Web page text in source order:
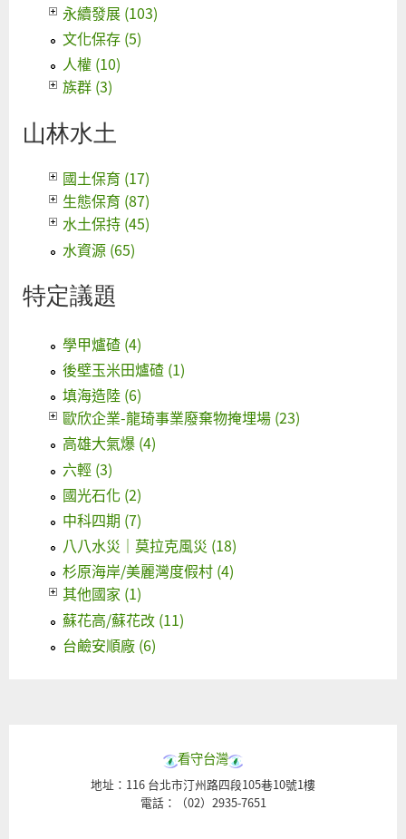
永續發展 (103)
文化保存 (5)
人權 (10)
族群 (3)
山林水土
國土保育 (17)
生態保育 (87)
水土保持 (45)
水資源 (65)
特定議題
學甲爐碴 (4)
後壁玉米田爐碴 (1)
填海造陸 (6)
歐欣企業-龍琦事業廢棄物掩埋場 (23)
高雄大氣爆 (4)
六輕 (3)
國光石化 (2)
中科四期 (7)
八八水災｜莫拉克風災 (18)
杉原海岸/美麗灣度假村 (4)
其他國家 (1)
蘇花高/蘇花改 (11)
台鹼安順廠 (6)
看守台灣
地址：116 台北市汀州路四段105巷10號1樓
電話：（02）2935-7651